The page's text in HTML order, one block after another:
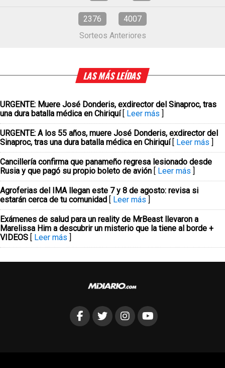
2376
4007
Sorteos Anteriores
LAS MÁS LEÍDAS
URGENTE: Muere José Donderis, exdirector del Sinaproc, tras
una dura batalla médica en Chiriquí [ Leer más ]
URGENTE: A los 55 años, muere José Donderis, exdirector del
Sinaproc, tras una dura batalla médica en Chiriquí [ Leer más ]
Cancillería confirma que panameño regresa lesionado desde
Rusia y que pagó su propio boleto de avión [ Leer más ]
Agroferias del IMA llegan este 7 y 8 de agosto: revisa si
estarán cerca de tu comunidad [ Leer más ]
Exámenes de salud para un reality de MrBeast llevaron a
Marelissa Him a descubrir un misterio que la tiene al borde +
VIDEOS [ Leer más ]